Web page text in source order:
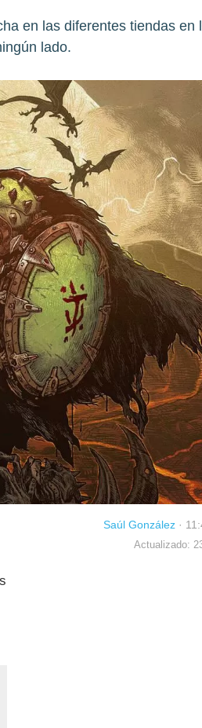
en las diferentes tiendas en
lado.
Saúl González ·
Actualizado: